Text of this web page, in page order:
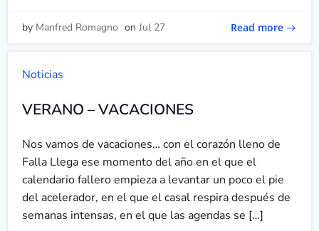
by Manfred Romagno on Jul 27 Read more
Noticias
VERANO – VACACIONES
Nos vamos de vacaciones… con el corazón lleno de
Falla Llega ese momento del año en el que el
calendario fallero empieza a levantar un poco el pie
del acelerador, en el que el casal respira después de
semanas intensas, en el que las agendas se […]